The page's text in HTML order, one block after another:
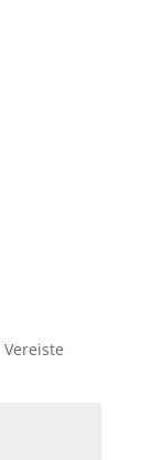
Vereiste